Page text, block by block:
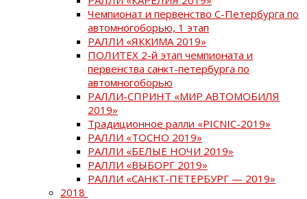
Чемпионат и первенство С-Петербурга по
автомногоборью, 1 этап
РАЛЛИ «ЯККИМА 2019»
ПОЛИТЕХ 2-й этап чемпионата и
первенства санкт-петербурга по
автомногоборью
РАЛЛИ-СПРИНТ «МИР АВТОМОБИЛЯ
2019»
Традиционное ралли «PICNIC-2019»
РАЛЛИ «ТОСНО 2019»
РАЛЛИ «БЕЛЫЕ НОЧИ 2019»
РАЛЛИ «ВЫБОРГ 2019»
РАЛЛИ «САНКТ-ПЕТЕРБУРГ — 2019»
2018